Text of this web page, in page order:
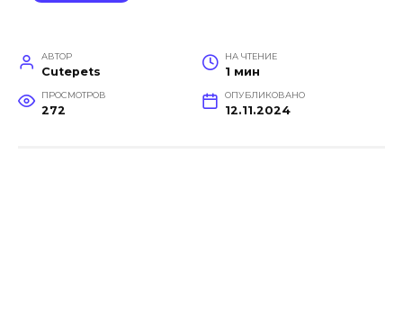
АВТОР
Cutepets
НА ЧТЕНИЕ
1 мин
ПРОСМОТРОВ
272
ОПУБЛИКОВАНО
12.11.2024